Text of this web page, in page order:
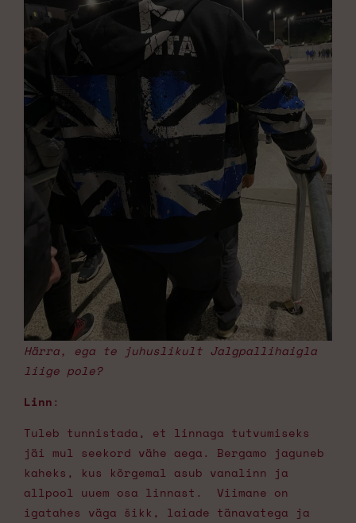
Härra, ega te juhuslikult Jalgpallihaigla
liige pole?
Linn:
Tuleb tunnistada, et linnaga tutvumiseks
jäi mul seekord vähe aega. Bergamo jaguneb
kaheks, kus kõrgemal asub vanalinn ja
allpool uuem osa linnast. Viimane on
igatahes väga šikk, laiade tänavatega ja